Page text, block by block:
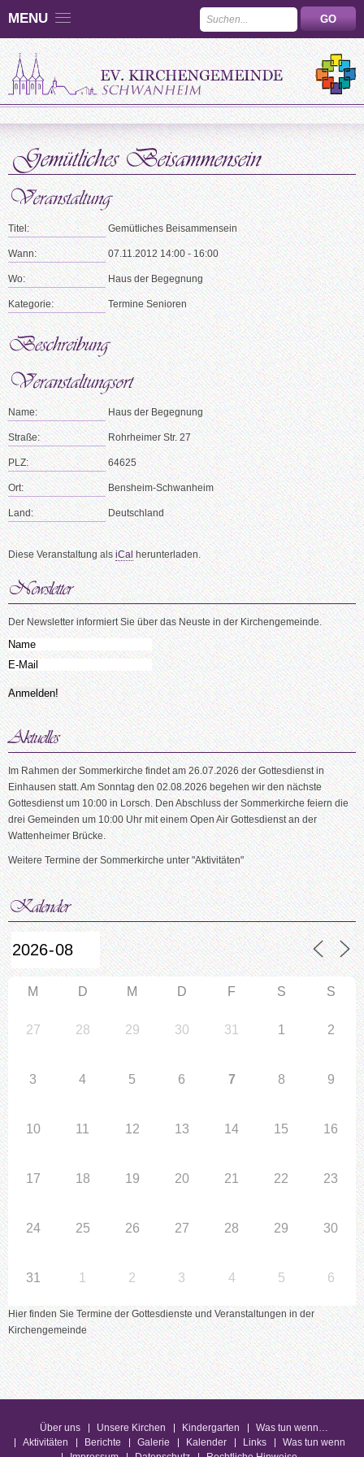
MENU
Titel: Gemütliches Beisammensein
Wann: 07.11.2012 14:00 - 16:00
Wo: Haus der Begegnung
Kategorie: Termine Senioren
Name: Haus der Begegnung
Straße: Rohrheimer Str. 27
PLZ: 64625
Ort: Bensheim-Schwanheim
Land: Deutschland
Diese Veranstaltung alsiCalherunterladen.
Der Newsletter informiert Sie über das Neuste in der Kirchengemeinde.
Im Rahmen der Sommerkirche findet am 26.07.2026 der Gottesdienst in
Einhausen statt. Am Sonntag den 02.08.2026 begehen wir den nächste
Gottesdienst um 10:00 in Lorsch. Den Abschluss der Sommerkirche feiern die
drei Gemeinden um 10:00 Uhr mit einem Open Air Gottesdienst an der
Wattenheimer Brücke.
Weitere Termine der Sommerkirche unter "Aktivitäten"
M D M D F S S
27 28 29 30 31 1 2
3 4 5 6 7 8 9
10 11 12 13 14 15 16
17 18 19 20 21 22 23
24 25 26 27 28 29 30
31 1 2 3 4 5 6
Hier finden Sie Termine der Gottesdienste und Veranstaltungen in der
Kirchengemeinde
Über uns Unsere Kirchen Kindergarten
Was tun wenn…
Aktivitäten
Berichte Galerie Kalender Links
Was tun wenn